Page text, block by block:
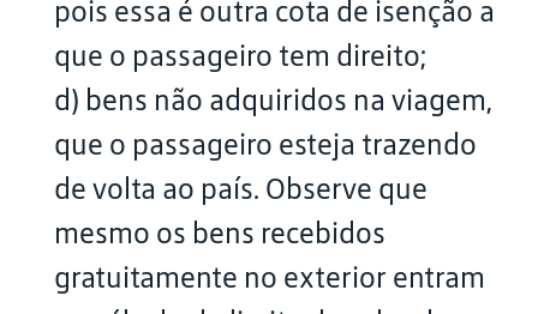
pois essa é outra cota de isenção a
que o passageiro tem direito;
d) bens não adquiridos na viagem,
que o passageiro esteja trazendo
de volta ao país. Observe que
mesmo os bens recebidos
gratuitamente no exterior entram